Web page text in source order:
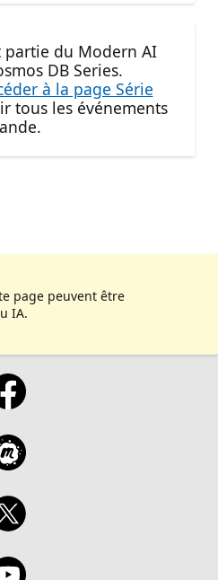
partie du Modern AI
DB Series.
à la page Série
tous les événements
page peuvent être
IA.